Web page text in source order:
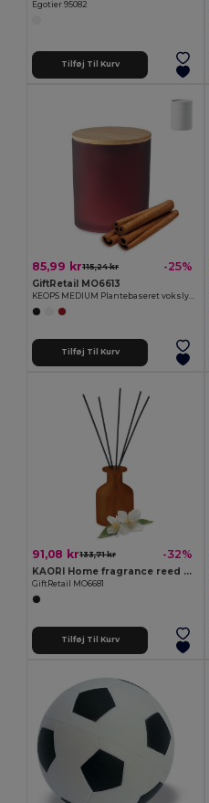
Egotier 95082
Tilføj Til Kurv
85,99 kr115,24 kr -25%
GiftRetail MO6613
Tilføj Til Kurv
91,08 kr133,71 kr -32%
KAORI Home fragrance reed diffuser
GiftRetail MO6681
Tilføj Til Kurv